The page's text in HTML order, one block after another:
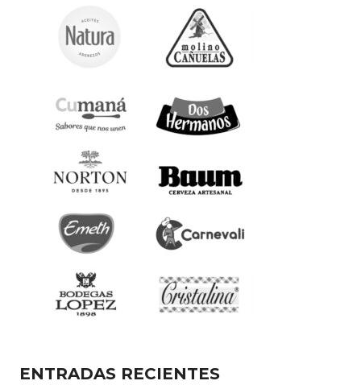
ENTRADAS RECIENTES